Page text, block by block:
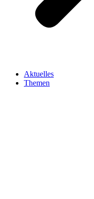
Aktuelles
Themen